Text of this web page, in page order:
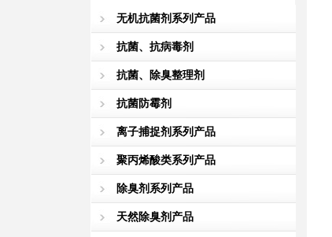
无机抗菌剂系列产品
抗菌、抗病毒剂
抗菌、除臭整理剂
抗菌防霉剂
离子捕捉剂系列产品
聚丙烯酸类系列产品
除臭剂系列产品
天然除臭剂产品